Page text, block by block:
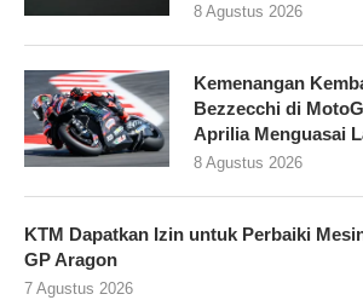
8 Agustus 2026
Kemenangan
Bezzecchi di
Aprilia Menguasai
8 Agustus 2026
KTM Dapatkan Izin untuk Perbaiki
GP Aragon
7 Agustus 2026